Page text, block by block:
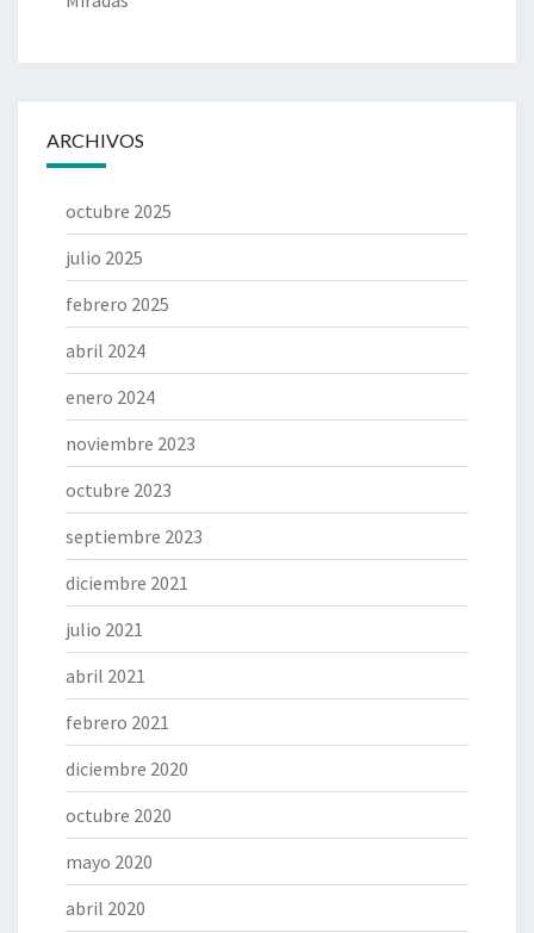
ARCHIVOS
octubre 2025
julio 2025
febrero 2025
abril 2024
enero 2024
noviembre 2023
octubre 2023
septiembre 2023
diciembre 2021
julio 2021
abril 2021
febrero 2021
diciembre 2020
octubre 2020
mayo 2020
abril 2020